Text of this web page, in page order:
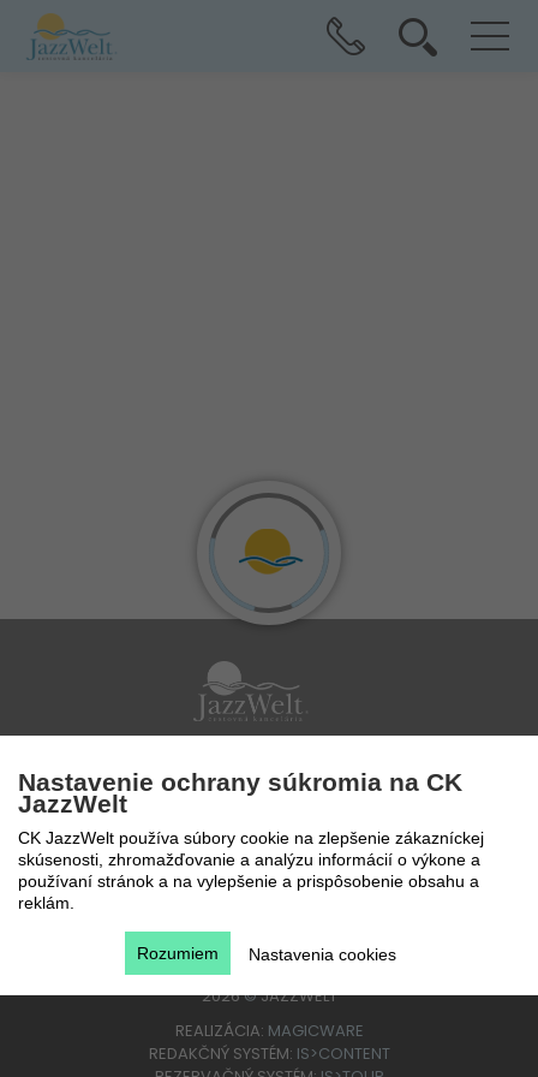
Po - Pi 9 - 17 hod
0850 777 888
2026©JAZZWELT
REALIZÁCIA: MAGICWARE
REDAKČNÝ SYSTÉM: IS>CONTENT
Nastavenie ochrany súkromia na CK
JazzWelt
CK JazzWelt používa súbory cookie na zlepšenie zákazníckej
skúsenosti, zhromažďovanie a analýzu informácií o výkone a
používaní stránok a na vylepšenie a prispôsobenie obsahu a
reklám.
Nastavenia cookies
Rozumiem